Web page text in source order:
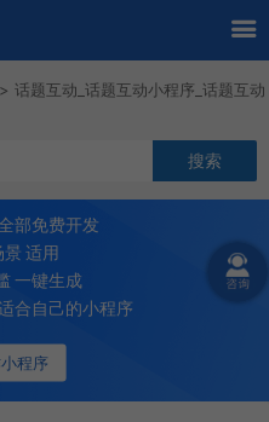
> 话题互动_话题互动小程序_话题互动
程序
部免费开发
适用
一键生成
合自己的小程序